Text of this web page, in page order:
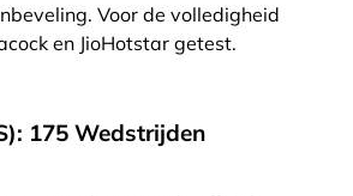
Voor de volledigheid
en JioHotstar getest.
175 Wedstrijden